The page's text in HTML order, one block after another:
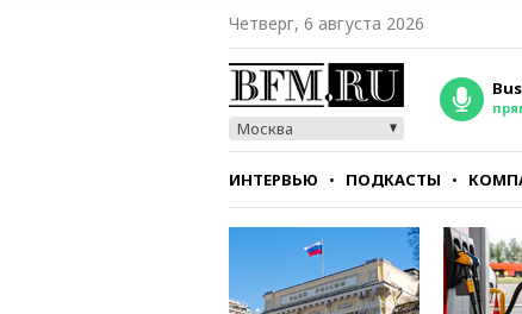
Четверг, 6 августа 2026
Москва
ИНТЕРВЬЮ ПОДКАСТЫ
СТИЛЬ ТЕСТЫ